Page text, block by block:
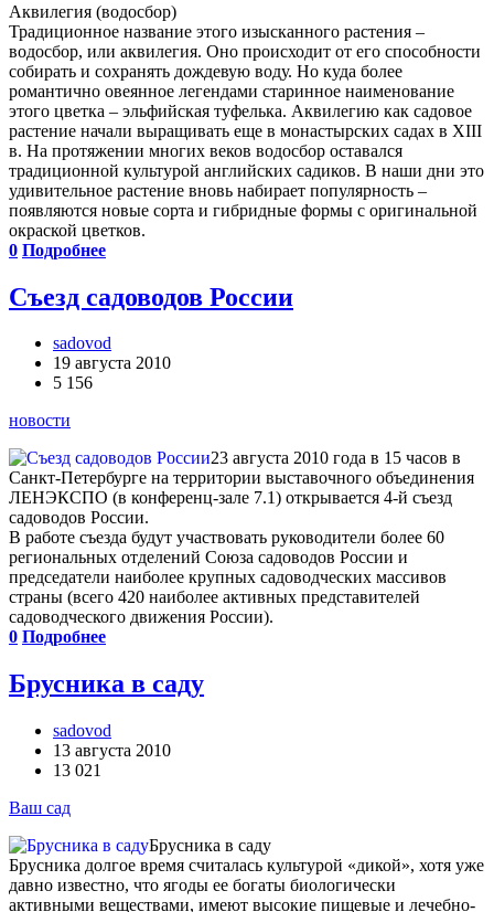
Аквилегия (водосбор)
Традиционное название этого изысканного растения –
водосбор, или аквилегия. Оно происходит от его способности
собирать и сохранять дождевую воду. Но куда более
романтично овеянное легендами старинное наименование
этого цветка – эльфийская туфелька. Аквилегию как садовое
растение начали выращивать еще в монастырских садах в XIII
в. На протяжении многих веков водосбор оставался
традиционной культурой английских садиков. В наши дни это
удивительное растение вновь набирает популярность –
появляются новые сорта и гибридные формы с оригинальной
окраской цветков.
0 Подробнее
Съезд садоводов России
sadovod
19 августа 2010
5 156
новости
23 августа 2010 года в 15 часов в
Санкт-Петербурге на территории выставочного объединения
ЛЕНЭКСПО (в конференц-зале 7.1) открывается 4-й съезд
садоводов России.
В работе съезда будут участвовать руководители более 60
региональных отделений Союза садоводов России и
председатели наиболее крупных садоводческих массивов
страны (всего 420 наиболее активных представителей
садоводческого движения России).
0 Подробнее
Брусника в саду
sadovod
13 августа 2010
13 021
Ваш сад
Брусника в саду
Брусника долгое время считалась культурой «дикой», хотя уже
давно известно, что ягоды ее богаты биологически
активными веществами, имеют высокие пищевые и лечебно­